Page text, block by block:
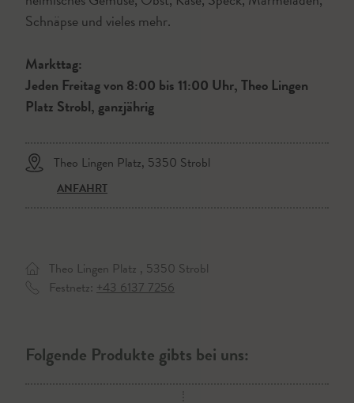
Schnäpse und vieles mehr.
Markttag:
Jeden Freitag von 8:00 bis 11:00 Uhr, Theo Lingen
Platz Strobl, ganzjährig
Theo Lingen Platz, 5350 Strobl
ANFAHRT
Theo Lingen Platz , 5350 Strobl
Festnetz: +43 6137 7256
Folgende Produkte gibts bei uns: